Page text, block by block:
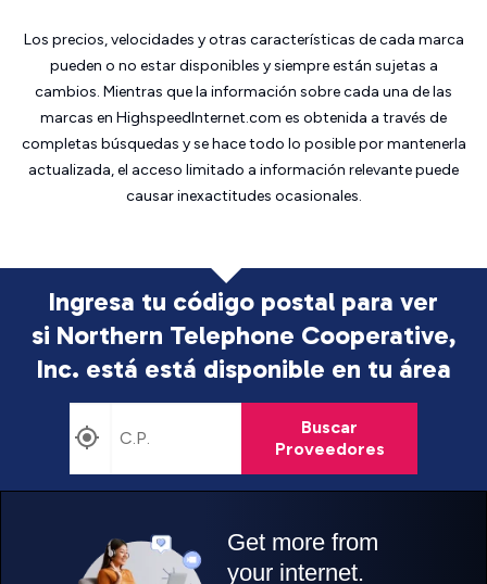
Los precios, velocidades y otras características de cada marca
pueden o no estar disponibles y siempre están sujetas a
cambios. Mientras que la información sobre cada una de las
marcas en HighspeedInternet.com es obtenida a través de
completas búsquedas y se hace todo lo posible por mantenerla
actualizada, el acceso limitado a información relevante puede
causar inexactitudes ocasionales.
Ingresa tu código postal para ver
si Northern Telephone Cooperative,
Inc. está está disponible en tu área
Buscar
Proveedores